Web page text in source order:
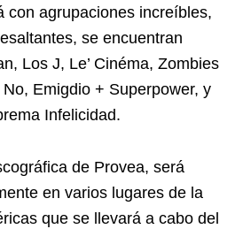
con agrupaciones increíbles,
se encuentran
Los J, Le’ Cinéma, Zombies
Emigdio + Superpower, y
Infelicidad.
de Provea, será
en varios lugares de la
que se llevará a cabo del